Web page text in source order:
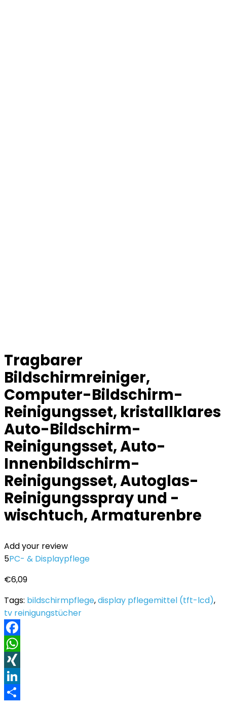
Tragbarer
Bildschirmreiniger,
Computer-Bildschirm-
Reinigungsset, kristallklares
Auto-Bildschirm-
Reinigungsset, Auto-
Innenbildschirm-
Reinigungsset, Autoglas-
Reinigungsspray und -
wischtuch, Armaturenbre
Add your review
5PC- & Displaypflege
€6,09
Tags: bildschirmpflege,display pflegemittel (tft-lcd),
tv reinigungstücher
Facebook
WhatsApp
XING
LinkedIn